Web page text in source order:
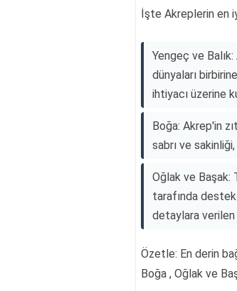
İşte Akreplerin en
Yengeç ve
dünyaları
ihtiyacı üzerine
Boğa: Akrep'in
sabrı ve
Oğlak ve Başak:
tarafında
detaylara verilen
Özetle: En derin
Boğa , Oğlak ve